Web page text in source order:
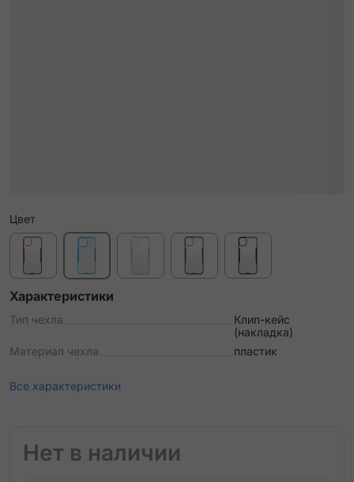
Цвет
Характеристики
Тип чехла
Клип-кейс
(накладка)
Материал чехла
пластик
Все характеристики
Нет в наличии